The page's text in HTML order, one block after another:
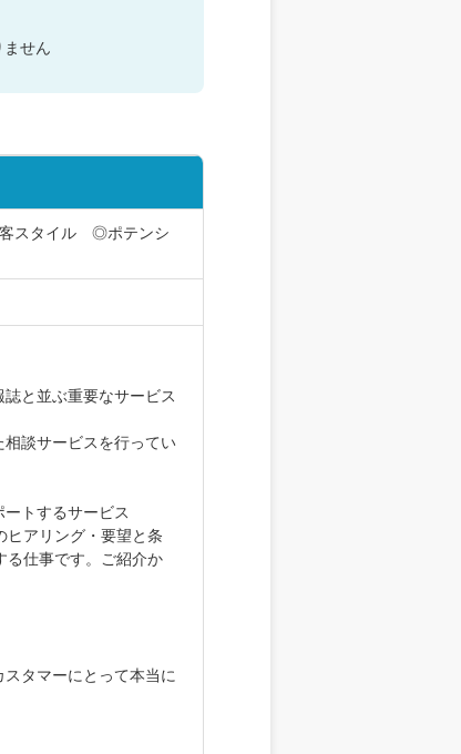
せん
客スタイル ◎ポテンシ
と並ぶ重要なサービス
談サービスを行ってい
トするサービス
アリング・要望と条
る仕事です。ご紹介か
タマーにとって本当に